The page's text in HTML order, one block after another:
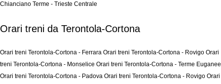
Chianciano Terme - Trieste Centrale
Orari treni da Terontola-Cortona
Orari treni Terontola-Cortona - Ferrara Orari treni Terontola-Cortona - Rovigo Orari
treni Terontola-Cortona - Monselice Orari treni Terontola-Cortona - Terme Euganee
Orari treni Terontola-Cortona - Padova Orari treni Terontola-Cortona - Rovigo Orari